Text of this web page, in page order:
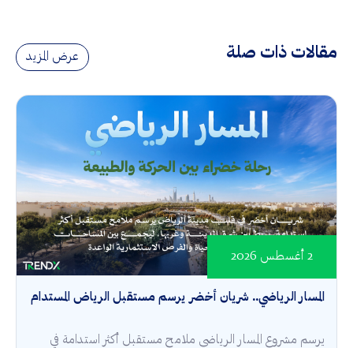
مقالات ذات صلة عرض المزيد
المسار الرياضي.. شريان أخضر يرسم مستقبل الرياض المستدام
2 أغسطس 2026
يرسم مشروع المسار الرياضي ملامح مستقبل أكثر استدامة في